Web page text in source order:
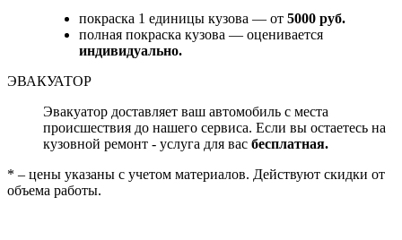
покраска 1 единицы кузова — от 5000 руб.
полная покраска кузова — оценивается
индивидуально.
ЭВАКУАТОР
Эвакуатор доставляет ваш автомобиль с места
происшествия до нашего сервиса. Если вы остаетесь на
кузовной ремонт - услуга для вас бесплатная.
* – цены указаны с учетом материалов. Действуют скидки от
объема работы.